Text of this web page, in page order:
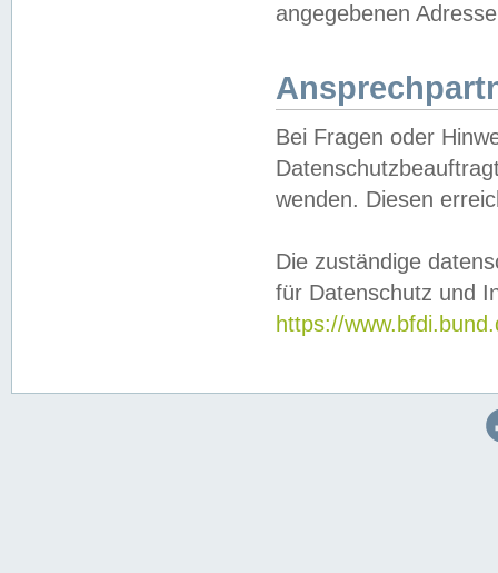
angegebenen
Bei Fragen oder
wenden. Diesen
Die zuständige
für Datenschutz und
https://